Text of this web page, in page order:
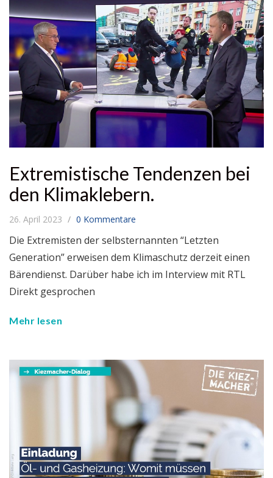
Extremistische Tendenzen bei
den Klimaklebern.
26. April 2023 0 Kommentare
Die Extremisten der selbsternannten “Letzten
Generation” erweisen dem Klimaschutz derzeit einen
Bärendienst. Darüber habe ich im Interview mit RTL
Direkt gesprochen
Mehr lesen